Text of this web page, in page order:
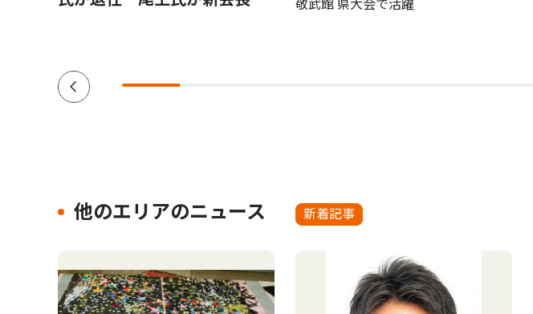
敬武館 県大会で活躍
他のエリアのニュース 新着記事